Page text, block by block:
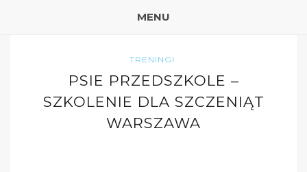
MENU
TRENINGI
PSIE PRZEDSZKOLE –
SZKOLENIE DLA SZCZENIĄT
WARSZAWA